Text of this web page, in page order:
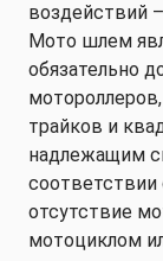
воздействий
Мото шлем
обязательно
трайков и
надлежащим
соответствии
отсутствие
мотоциклом